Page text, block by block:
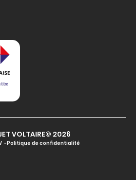
VOLTAIRE© 2026
Politique de confidentialité